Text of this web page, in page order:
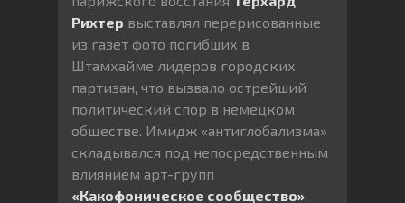
Рихтер выставлял перерисованные
из газет фото погибших в
Штамхайме лидеров городских
партизан, что вызвало острейший
политический спор в немецком
обществе. Имидж «антиглобализма»
складывался под непосредственным
влиянием арт-групп
«Какофоническое сообщество»